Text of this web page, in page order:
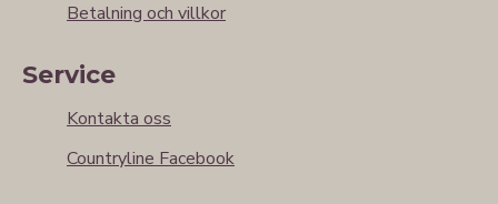
Betalning och villkor
Service
Kontakta oss
Countryline Facebook